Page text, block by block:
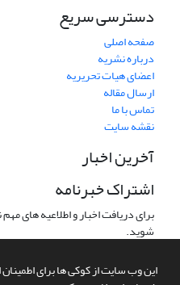
این وب سایت از کوکی ها برای اطمینان
دسترسی سریع
صفحه اصلی
درباره نشریه
اعضای هیات تحریریه
ارسال مقاله
تماس با ما
نقشه سایت
آخرین اخبار
اشتراک خبرنامه
برای دریافت اخبار و اطلاعیه های
شوید.